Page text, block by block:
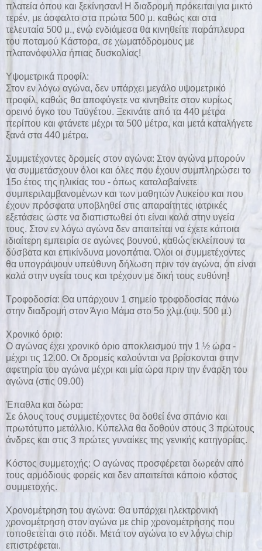
πλατεία όπου και ξεκίνησαν! Η διαδρομή πρόκειται για μικτό
τερέν, με άσφαλτο στα πρώτα 500 μ. καθώς και στα
τελευταία 500 μ., ενώ ενδιάμεσα θα κινηθείτε παράπλευρα
του ποταμού Κάστορα, σε χωματόδρομους με
πλατανόφυλλα ήπιας δυσκολίας!
Υψομετρικά προφίλ:
Στον εν λόγω αγώνα, δεν υπάρχει μεγάλο υψομετρικό
προφίλ, καθώς θα αποφύγετε να κινηθείτε στον κυρίως
ορεινό όγκο του Ταϋγέτου. Ξεκινάτε από τα 440 μέτρα
περίπου και φτάνετε μέχρι τα 500 μέτρα, και μετά καταλήγετε
ξανά στα 440 μέτρα.
Συμμετέχοντες δρομείς στον αγώνα: Στον αγώνα μπορούν
να συμμετάσχουν όλοι και όλες που έχουν συμπληρώσει το
15ο έτος της ηλικίας του - όπως καταλαβαίνετε
συμπεριλαμβανομένων και των μαθητών Λυκείου και που
έχουν πρόσφατα υποβληθεί στις απαραίτητες ιατρικές
εξετάσεις ώστε να διαπιστωθεί ότι είναι καλά στην υγεία
τους. Στον εν λόγω αγώνα δεν απαιτείται να έχετε κάποια
ιδιαίτερη εμπειρία σε αγώνες βουνού, καθώς εκλείπουν τα
δύσβατα και επικίνδυνα μονοπάτια. Όλοι οι συμμετέχοντες
θα υπογράψουν υπεύθυνη δήλωση πριν τον αγώνα, ότι είναι
καλά στην υγεία τους και τρέχουν με δική τους ευθύνη!
Τροφοδοσία: Θα υπάρχουν 1 σημείο τροφοδοσίας πάνω
στην διαδρομή στον Άγιο Μάμα στο 5o χλμ.(υψ. 500 μ.)
Χρονικό όριο:
O αγώνας έχει χρονικό όριο αποκλεισμού την 1 ½ ώρα -
μέχρι τις 12.00. Οι δρομείς καλούνται να βρίσκονται στην
αφετηρία του αγώνα μέχρι και μία ώρα πριν την έναρξη του
αγώνα (στις 09.00)
Έπαθλα και δώρα:
Σε όλους τους συμμετέχοντες θα δοθεί ένα σπάνιο και
πρωτότυπο μετάλλιο. Κύπελλα θα δοθούν στους 3 πρώτους
άνδρες και στις 3 πρώτες γυναίκες της γενικής κατηγορίας.
Κόστος συμμετοχής: O αγώνας προσφέρεται δωρεάν από
τους αρμόδιους φορείς και δεν απαιτείται κάποιο κόστος
συμμετοχής.
Χρονομέτρηση του αγώνα: Θα υπάρχει ηλεκτρονική
χρονομέτρηση στον αγώνα με chip χρονομέτρησης που
τοποθετείται στο πόδι. Μετά τον αγώνα το εν λόγω chip
επιστρέφεται.